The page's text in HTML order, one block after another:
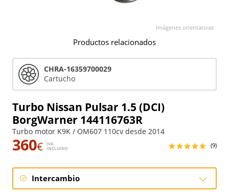
Turbo Nissan Pulsar 1.5 (DCI)
BorgWarner 144116763R
Turbo motor K9K / OM607 110cv desde 2014
360€
IVA
INCLUIDO
(9)
Intercambio
Imágenes orientativas
Productos relacionados
CHRA-16359700029
Cartucho